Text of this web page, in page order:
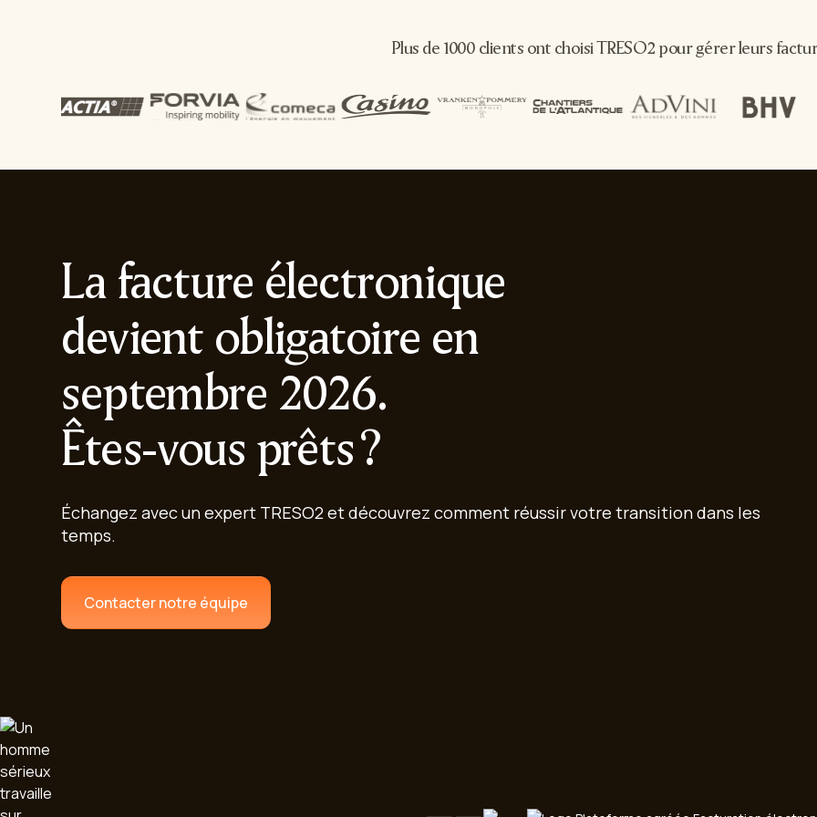
Plus de 1000 clients ont choisi TRESO2 pour gérer leurs
La facture électronique
devient obligatoire en
septembre 2026.
Êtes-vous prêts ?
Échangez avec un expert TRESO2 et découvrez comment réussir votre transition dans les
temps.
Contacter notre équipe